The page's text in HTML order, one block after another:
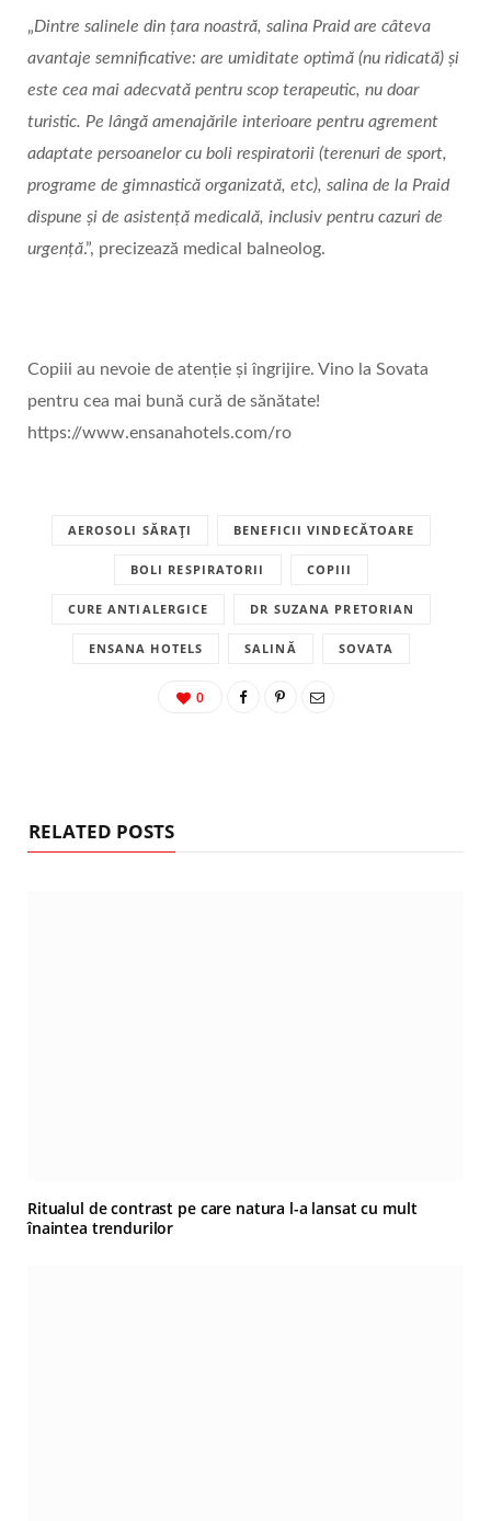
„Dintre salinele din țara noastră, salina Praid are câteva
avantaje semnificative: are umiditate optimă (nu ridicată) și
este cea mai adecvată pentru scop terapeutic, nu doar
turistic. Pe lângă amenajările interioare pentru agrement
adaptate persoanelor cu boli respiratorii (terenuri de sport,
programe de gimnastică organizată, etc), salina de la Praid
dispune și de asistență medicală, inclusiv pentru cazuri de
urgență.”, precizează medical balneolog.
Copiii au nevoie de atenție și îngrijire. Vino la Sovata
pentru cea mai bună cură de sănătate!
https://www.ensanahotels.com/ro
AEROSOLI SĂRAȚI BENEFICII VINDECĂTOARE
BOLI RESPIRATORII COPIII
CURE ANTIALERGICE DR SUZANA PRETORIAN
ENSANA HOTELS SALINĂ SOVATA
0
RELATED POSTS
Ritualul de contrast pe care natura l-a lansat cu mult
înaintea trendurilor